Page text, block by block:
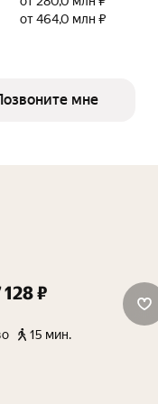
от 464,0 млн ₽
мне
₽
15 мин.